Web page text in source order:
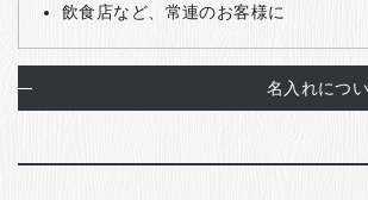
飲食店など、常連のお客様に
名入れにつ